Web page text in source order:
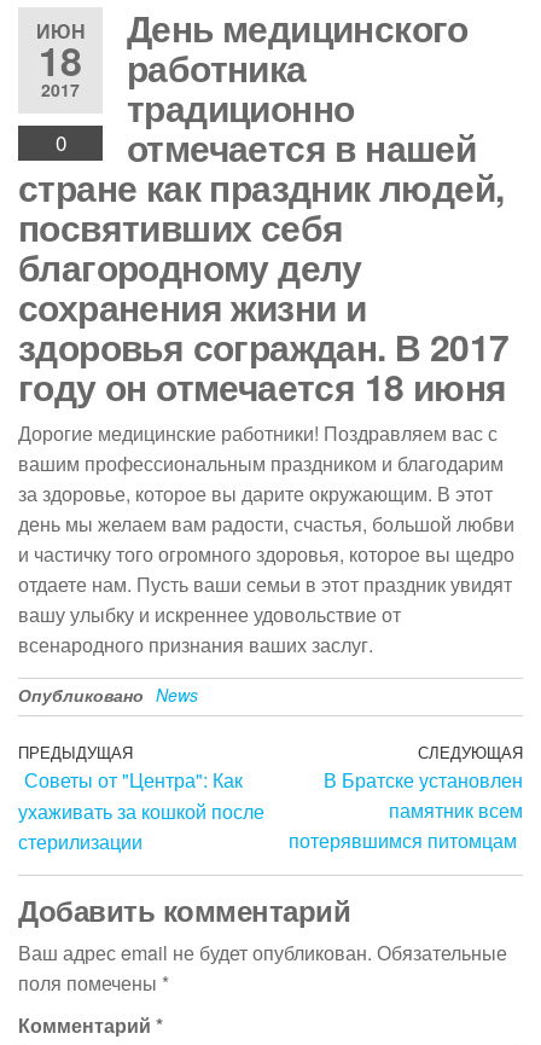
ИЮН
18
2017
0
День медицинского
работника
традиционно
отмечается в нашей
стране как праздник людей,
посвятивших себя
благородному делу
сохранения жизни и
здоровья сограждан. В 2017
году он отмечается 18 июня
Дорогие медицинские работники! Поздравляем вас с
вашим профессиональным праздником и благодарим
за здоровье, которое вы дарите окружающим. В этот
день мы желаем вам радости, счастья, большой любви
и частичку того огромного здоровья, которое вы щедро
отдаете нам. Пусть ваши семьи в этот праздник увидят
вашу улыбку и искреннее удовольствие от
всенародного признания ваших заслуг.
Опубликовано News
ПРЕДЫДУЩАЯ
Советы от "Центра": Как
ухаживать за кошкой после
стерилизации
СЛЕДУЮЩАЯ
В Братске установлен
памятник всем
потерявшимся питомцам
Добавить комментарий
Ваш адрес email не будет опубликован. Обязательные
поля помечены *
Комментарий *